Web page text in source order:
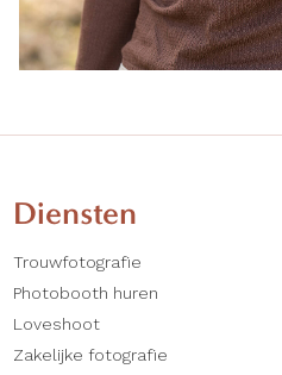
Diensten
Trouwfotografie
Photobooth huren
Loveshoot
Zakelijke fotografie